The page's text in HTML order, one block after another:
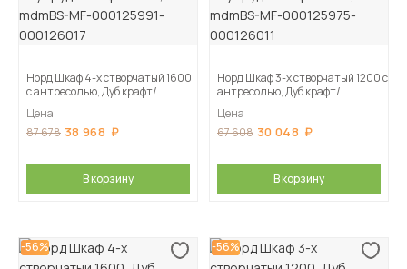
Норд Шкаф 4-х створчатый 1600
с антресолью, Дуб крафт/
Цена
87 678 38 968
В корзину
Норд Шкаф 3-х створчатый 1200 с
антресолью, Дуб крафт/
Цена
67 608 30 048
В корзину
-56% -56%